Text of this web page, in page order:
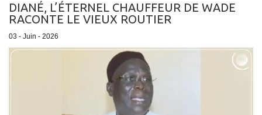
DIANÉ, L’ÉTERNEL CHAUFFEUR DE WADE
RACONTE LE VIEUX ROUTIER
03 - Juin - 2026